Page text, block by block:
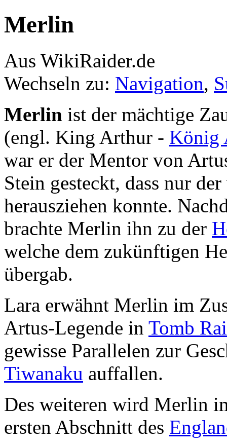
Merlin
Aus WikiRaider.de
Wechseln zu: Navigation,
Merlin ist der mächtige
(engl. King Arthur - König
war er der Mentor von
Stein gesteckt, dass nur
herausziehen konnte.
brachte Merlin ihn zu der
welche dem zukünftigen
übergab.
Lara erwähnt Merlin im
Artus-Legende in Tomb
gewisse Parallelen zur
Tiwanaku auffallen.
Des weiteren wird Merlin
ersten Abschnitt des